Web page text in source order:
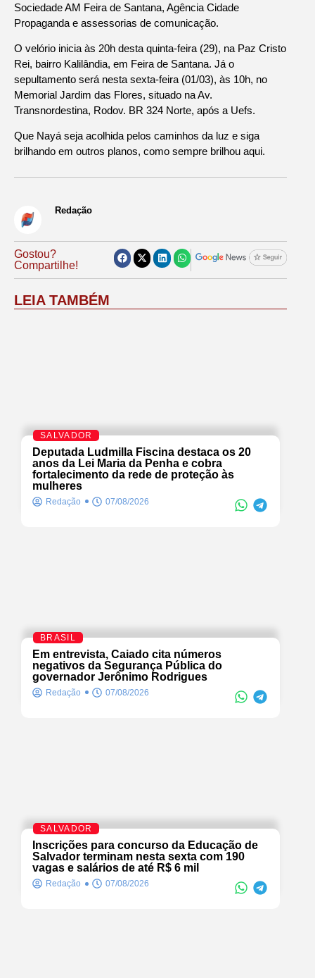
Sociedade AM Feira de Santana, Agência Cidade
Propaganda e assessorias de comunicação.
O velório inicia às 20h desta quinta-feira (29), na Paz Cristo
Rei, bairro Kalilândia, em Feira de Santana. Já o
sepultamento será nesta sexta-feira (01/03), às 10h, no
Memorial Jardim das Flores, situado na Av.
Transnordestina, Rodov. BR 324 Norte, após a Uefs.
Que Nayá seja acolhida pelos caminhos da luz e siga
brilhando em outros planos, como sempre brilhou aqui.
Redação
Gostou?
Compartilhe!
LEIA TAMBÉM
SALVADOR
Deputada Ludmilla Fiscina destaca os 20
anos da Lei Maria da Penha e cobra
fortalecimento da rede de proteção às
mulheres
Redação 07/08/2026
BRASIL
Em entrevista, Caiado cita números
negativos da Segurança Pública do
governador Jerônimo Rodrigues
Redação 07/08/2026
SALVADOR
Inscrições para concurso da Educação de
Salvador terminam nesta sexta com 190
vagas e salários de até R$ 6 mil
Redação 07/08/2026